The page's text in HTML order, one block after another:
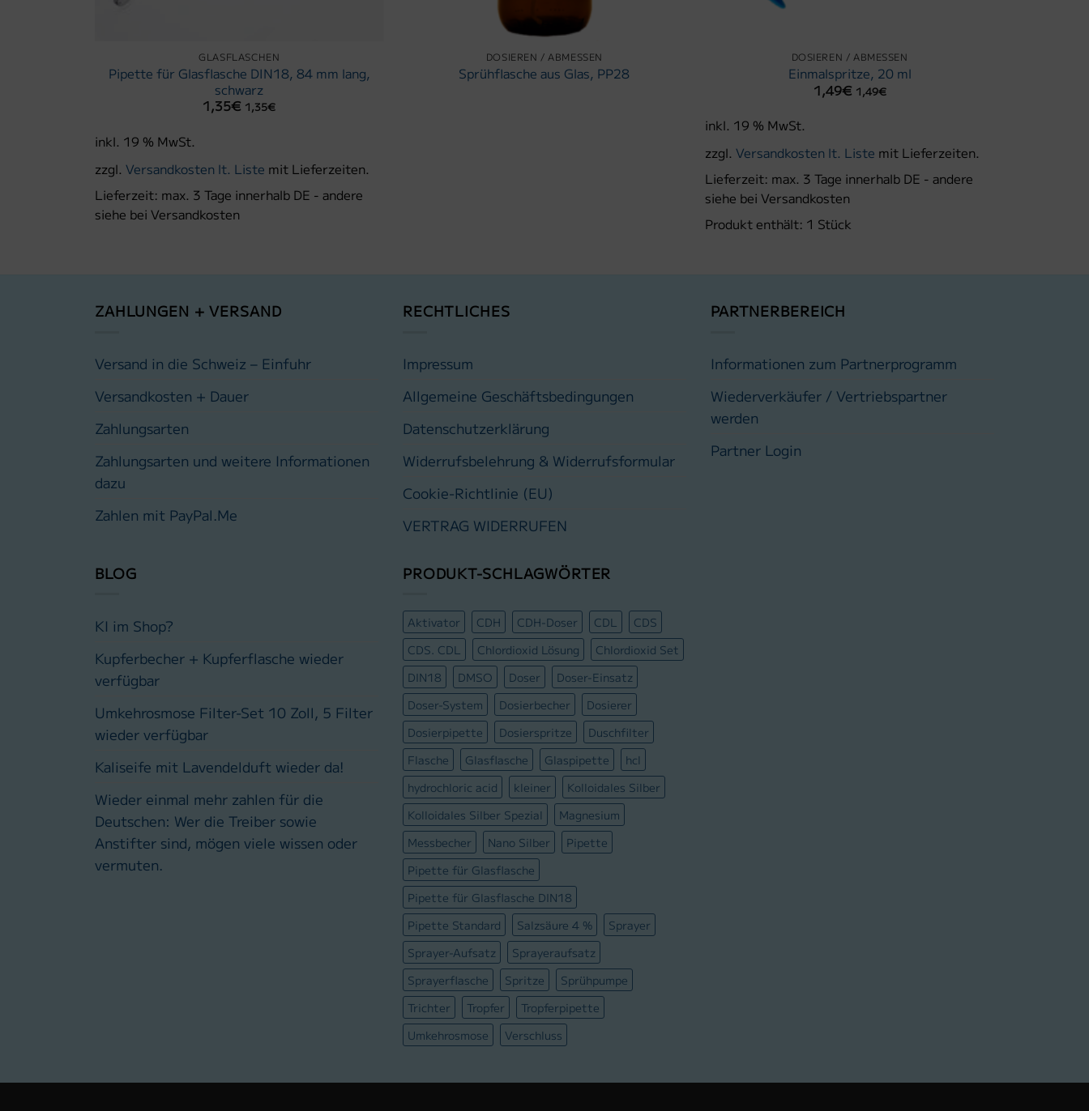
GLASFLASCHEN
Pipette für Glasflasche DIN18, 84 mm lang,
schwarz
1,35€ 1,35€
inkl. 19 % MwSt.
zzgl. Versandkosten lt. Liste mit Lieferzeiten.
Lieferzeit: max. 3 Tage innerhalb DE - andere
siehe bei Versandkosten
DOSIEREN / ABMESSEN
Sprühflasche aus Glas, PP28
DOSIEREN / ABMESSEN
Einmalspritze, 20 ml
1,49€ 1,49€
inkl. 19 % MwSt.
zzgl.Versandkosten lt. Liste mit Lieferzeiten.
Lieferzeit: max. 3 Tage innerhalb DE - andere
siehe bei Versandkosten
Produkt enthält: 1 Stück
ZAHLUNGEN + VERSAND
Versand in die Schweiz – Einfuhr
Versandkosten + Dauer
Zahlungsarten
Zahlungsarten und weitere Informationen
dazu
Zahlen mit PayPal.Me
RECHTLICHES
Impressum
Allgemeine Geschäftsbedingungen
Datenschutzerklärung
Widerrufsbelehrung & Widerrufsformular
Cookie-Richtlinie (EU)
VERTRAG WIDERRUFEN
PARTNERBEREICH
Informationen zum Partnerprogramm
Wiederverkäufer / Vertriebspartner
werden
Partner Login
BLOG
KI im Shop?
Kupferbecher + Kupferflasche wieder
verfügbar
Umkehrosmose Filter-Set 10 Zoll, 5 Filter
wieder verfügbar
Kaliseife mit Lavendelduft wieder da!
Wieder einmal mehr zahlen für die
Deutschen: Wer die Treiber sowie
Anstifter sind, mögen viele wissen oder
vermuten.
PRODUKT-SCHLAGWÖRTER
Aktivator CDH CDH-Doser CDL
CDS
CDS. CDL
Chlordioxid Lösung
Chlordioxid Set
DIN18
DMSO Doser
Doser-Einsatz
Doser-System
Dosierbecher
Dosierer
Dosierpipette
Dosierspritze
Duschfilter
Flasche
Glasflasche Glaspipette
hcl
hydrochloric acid
kleiner
Kolloidales Silber
Kolloidales Silber Spezial
Magnesium
Messbecher
Nano Silber
Pipette
Pipette für Glasflasche
Pipette für Glasflasche DIN18
Pipette Standard
Salzsäure 4 %
Sprayer
Sprayer-Aufsatz
Sprayeraufsatz
Sprayerflasche
Spritze
Sprühpumpe
Trichter
Tropfer
Tropferpipette
Umkehrosmose
Verschluss